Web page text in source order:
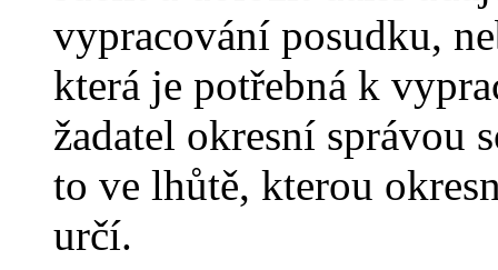
vypracování posudku,
která je potřebná k
žadatel okresní správou
to ve lhůtě, kterou
určí.